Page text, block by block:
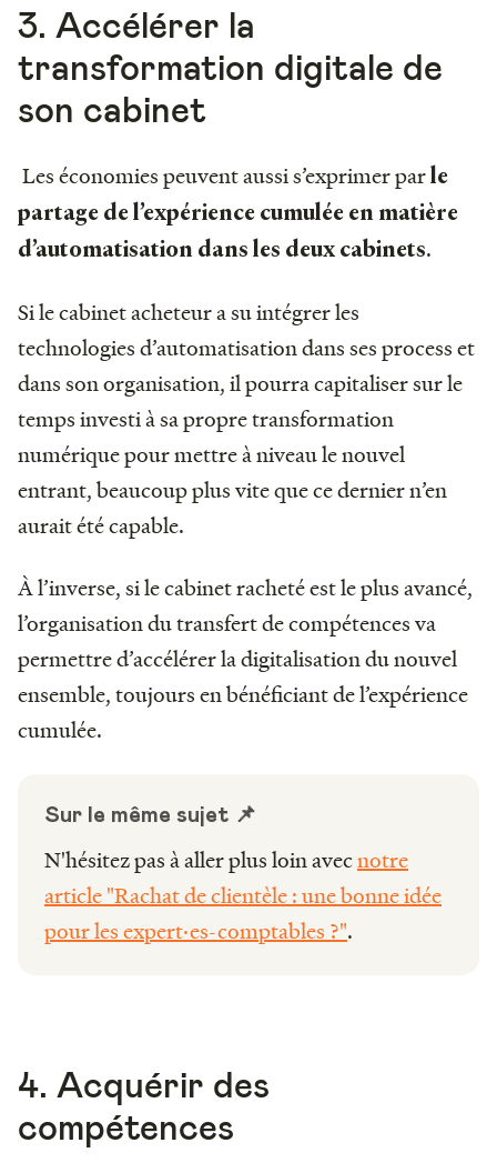
3. Accélérer la
transformation digitale de
son cabinet
Les économies peuvent aussi s’exprimer parle
partage de l’expérience cumulée en matière
d’automatisation dans les deux cabinets.
Si le cabinet acheteur a su intégrer les
technologies d’automatisation dans ses process et
dans son organisation, il pourra capitaliser sur le
temps investi à sa propre transformation
numérique pour mettre à niveau le nouvel
entrant, beaucoup plus vite que ce dernier n’en
aurait été capable.
À l’inverse, si le cabinet racheté est le plus avancé,
l’organisation du transfert de compétences va
permettre d’accélérer la digitalisation du nouvel
ensemble, toujours en bénéficiant de l’expérience
cumulée.
Sur le même sujet 📌
N'hésitez pas à aller plus loin avecnotre
article "Rachat de clientèle : une bonne idée
pour les expert·es-comptables ?".
4. Acquérir des
compétences